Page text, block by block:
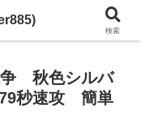
争 秋色シルバ
秒速攻 簡単
検索